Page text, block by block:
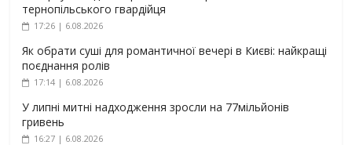
тернопільського гвардійця
17:26 | 6.08.2026
Як обрати суші для романтичної вечері в Києві: найкращі
поєднання ролів
17:14 | 6.08.2026
У липні митні надходження зросли на 77мільйонів
гривень
16:27 | 6.08.2026